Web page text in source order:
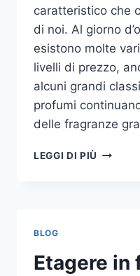
caratteristico che
di noi. Al giorno
esistono molte
livelli di prezzo,
alcuni grandi
profumi
delle fragranze
LEGGI DI PIÙ
BLOG
Etagere in